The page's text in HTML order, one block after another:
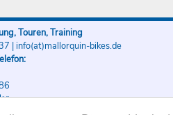
Touren, Training
|info(at)mallorquin-bikes.de